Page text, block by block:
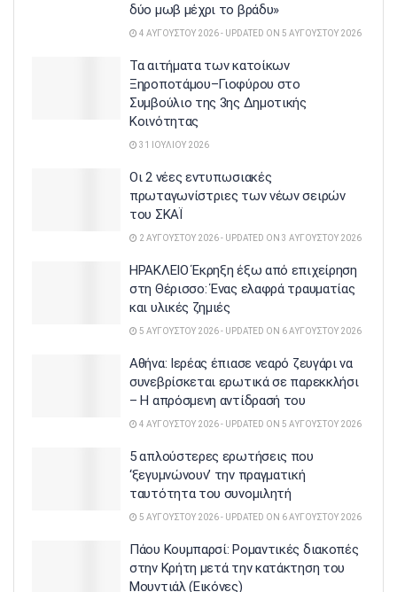
δύο μωβ μέχρι το βράδυ»
4 ΑΥΓΟΎΣΤΟΥ 2026 - UPDATED ON 5 ΑΥΓΟΎΣΤΟΥ 2026
Τα αιτήματα των κατοίκων
Ξηροποτάμου–Γιοφύρου στο
Συμβούλιο της 3ης Δημοτικής
Κοινότητας
31 ΙΟΥΛΊΟΥ 2026
Οι 2 νέες εντυπωσιακές
πρωταγωνίστριες των νέων σειρών
του ΣΚΑΪ
2 ΑΥΓΟΎΣΤΟΥ 2026 - UPDATED ON 3 ΑΥΓΟΎΣΤΟΥ 2026
ΗΡΑΚΛΕΙΟ Έκρηξη έξω από επιχείρηση
στη Θέρισσο: Ένας ελαφρά τραυματίας
και υλικές ζημιές
5 ΑΥΓΟΎΣΤΟΥ 2026 - UPDATED ON 6 ΑΥΓΟΎΣΤΟΥ 2026
Αθήνα: Ιερέας έπιασε νεαρό ζευγάρι να
συνεβρίσκεται ερωτικά σε παρεκκλήσι
– Η απρόσμενη αντίδρασή του
4 ΑΥΓΟΎΣΤΟΥ 2026 - UPDATED ON 5 ΑΥΓΟΎΣΤΟΥ 2026
5 απλούστερες ερωτήσεις που
‘ξεγυμνώνουν’ την πραγματική
ταυτότητα του συνομιλητή
5 ΑΥΓΟΎΣΤΟΥ 2026 - UPDATED ON 6 ΑΥΓΟΎΣΤΟΥ 2026
Πάου Κουμπαρσί: Ρομαντικές διακοπές
στην Κρήτη μετά την κατάκτηση του
Μουντιάλ (Εικόνες)